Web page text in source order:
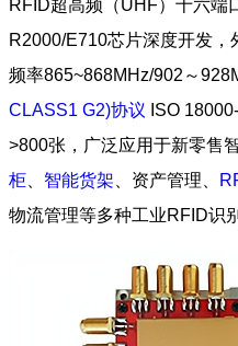
RFID超高频（UHF）十六端
R2000/E710芯片深度开发
频率865~868MHz/902～
CLASS1 G2)协议 ISO
>800张，广泛应用于新零售智
柜
智能货架 、资产管理、
物流管理等多种工业RFID识